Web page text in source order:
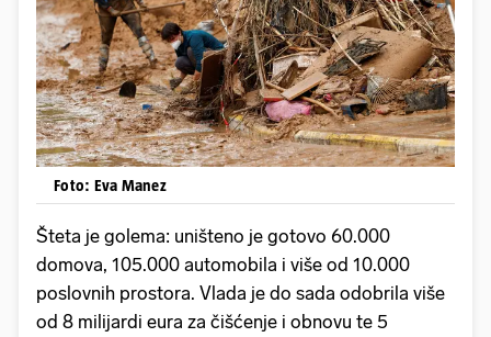
Foto: Eva Manez
Šteta je golema: uništeno je gotovo 60.000
domova, 105.000 automobila i više od 10.000
poslovnih prostora. Vlada je do sada odobrila više
od 8 milijardi eura za čišćenje i obnovu te 5